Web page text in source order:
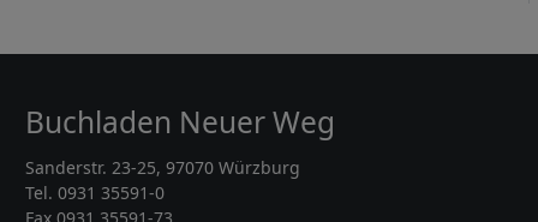
Buchladen Neuer Weg
Sanderstr. 23-25, 97070 Würzburg
Tel. 0931 35591-0
Fax 0931 35591-73